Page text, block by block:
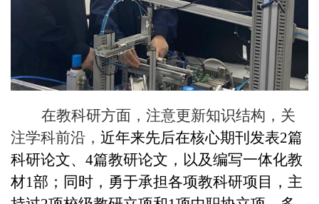
在教科研方面，注意更新知识结构，关
注学科前沿， 近年来先后在核心期刊发表2篇
科研论文、 4篇教研论文，以及编写一体化教
材1部；同时，勇于承担各项教科研项目，主